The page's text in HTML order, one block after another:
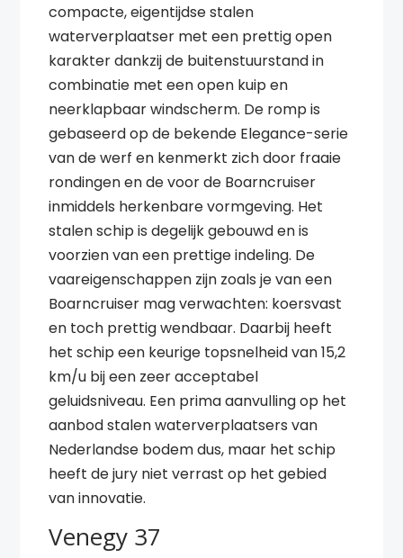
compacte, eigentijdse stalen
waterverplaatser met een prettig open
karakter dankzij de buitenstuurstand in
combinatie met een open kuip en
neerklapbaar windscherm. De romp is
gebaseerd op de bekende Elegance-serie
van de werf en kenmerkt zich door fraaie
rondingen en de voor de Boarncruiser
inmiddels herkenbare vormgeving. Het
stalen schip is degelijk gebouwd en is
voorzien van een prettige indeling. De
vaareigenschappen zijn zoals je van een
Boarncruiser mag verwachten: koersvast
en toch prettig wendbaar. Daarbij heeft
het schip een keurige topsnelheid van 15,2
km/u bij een zeer acceptabel
geluidsniveau. Een prima aanvulling op het
aanbod stalen waterverplaatsers van
Nederlandse bodem dus, maar het schip
heeft de jury niet verrast op het gebied
van innovatie.
Venegy 37